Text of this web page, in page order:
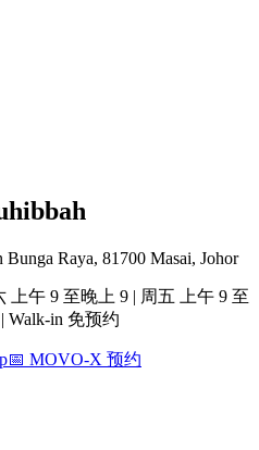
Raya, 81700 Masai, Johor
午 9 至晚上 9 | 周五 上午 9 至
Walk-in 免预约
📅 MOVO-X 预约